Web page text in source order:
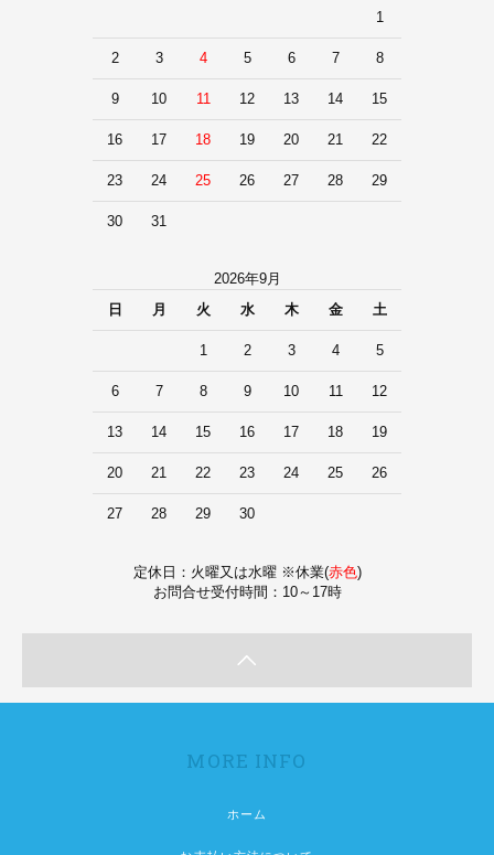
1
2 3 4 5 6 7 8
9 10 11 12 13 14 15
16 17 18 19 20 21 22
23 24 25 26 27 28 29
30 31
2026年9月
日
月 火 水 木 金 土
1 2 3 4 5
6 7 8 9 10 11 12
13 14 15 16 17 18 19
20 21 22 23 24 25 26
27 28 29 30
定休日：火曜又は水曜 ※休業(赤色)
お問合せ受付時間：10～17時
MORE INFO
ホーム